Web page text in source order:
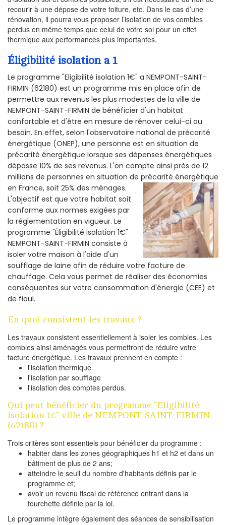
recourir à une dépose de votre toiture, etc. Dans le cas d’une
rénovation, il pourra vous proposer l’isolation de vos combles
perdus en même temps que celui de votre sol pour un effet
thermique aux performances plus importantes.
Éligibilité isolation a 1
Le programme "Eligibilité isolation 1€" a NEMPONT-SAINT-
FIRMIN (62180) est un programme mis en place afin de
permettre aux revenus les plus modestes de la ville de
NEMPONT-SAINT-FIRMIN de bénéficier d'un habitat
confortable et d'être en mesure de rénover celui-ci au
besoin. En effet, selon l'observatoire national de précarité
énergétique (ONEP), une personne est en situation de
précarité énergétique lorsque ses dépenses énergétiques
dépasse 10% de ses revenus. L'on compte ainsi près de 12
millions de personnes en situation de précarité énergétique
en France, soit 25% des ménages.
L'objectif est que votre habitat soit
conforme aux normes exigées par
la réglementation en vigueur. Le
programme "Éligibilité isolation 1€"
NEMPONT-SAINT-FIRMIN consiste à
isoler votre maison à l'aide d'un
soufflage de laine afin de réduire votre facture de
chauffage. Cela vous permet de réaliser des économies
conséquentes sur votre consommation d'énergie (CEE) et
de fioul.
En quoi consistent les travaux ?
Les travaux consistent essentiellement à isoler les combles. Les
combles ainsi aménagés vous permettront de réduire votre
facture énergétique. Les travaux prennent en compte :
l'isolation thermique
l'isolation par soufflage
l'isolation des comptes perdus.
Qui peut bénéficier du programme "Eligibilité
isolation 1€" ville de NEMPONT-SAINT-FIRMIN
(62180) ?
Trois critères sont essentiels pour bénéficier du programme :
habiter dans les zones géographiques h1 et h2 et dans un
bâtiment de plus de 2 ans;
atteindre le seuil du nombre d'habitants définis par le
programme et;
avoir un revenu fiscal de référence entrant dans la
fourchette définie par la loi.
Le programme intègre également des séances de sensibilisation